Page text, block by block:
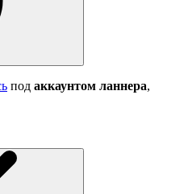
под аккаунтом ланнера,